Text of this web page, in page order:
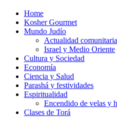
Home
Kosher Gourmet
Mundo Judío
Actualidad comunitaria
Israel y Medio Oriente
Cultura y Sociedad
Economía
Ciencia y Salud
Parashá y festividades
Espiritualidad
Encendido de velas y
Clases de Torá